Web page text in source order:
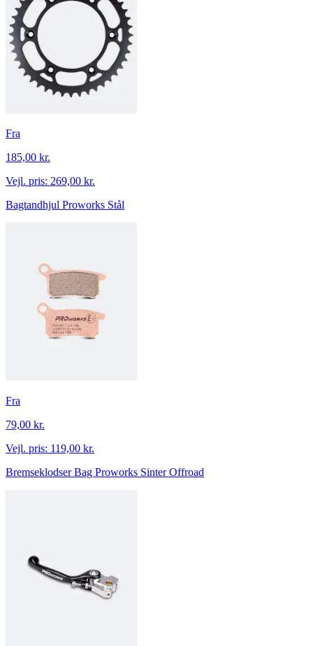
Fra
185,00 kr.
Vejl. pris: 269,00 kr.
Bagtandhjul Proworks Stål
Fra
79,00 kr.
Vejl. pris: 119,00 kr.
Bremseklodser Bag Proworks Sinter Offroad